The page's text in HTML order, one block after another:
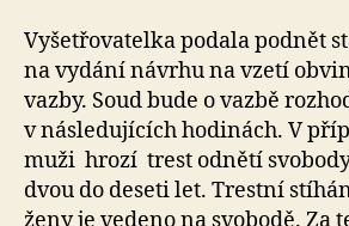
Vyšetřovatelka podala podnět
na vydání návrhu na vzetí
vazby. Soud bude o vazbě
v následujících hodinách. V
muži hrozí trest odnětí
dvou do deseti let. Trestní